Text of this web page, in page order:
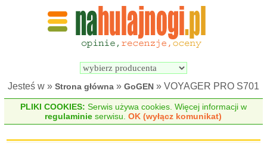
Wyszukiwarka
elektrycznych
Jesteś w » Strona główna » GoGEN » VOYAGER PRO S701
PLIKI COOKIES: Serwis używa cookies. Więcej informacji w
regulaminie serwisu.OK (wyłącz komunikat)